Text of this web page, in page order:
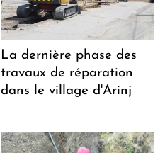
La dernière phase des
travaux de réparation
dans le village d'Arinj